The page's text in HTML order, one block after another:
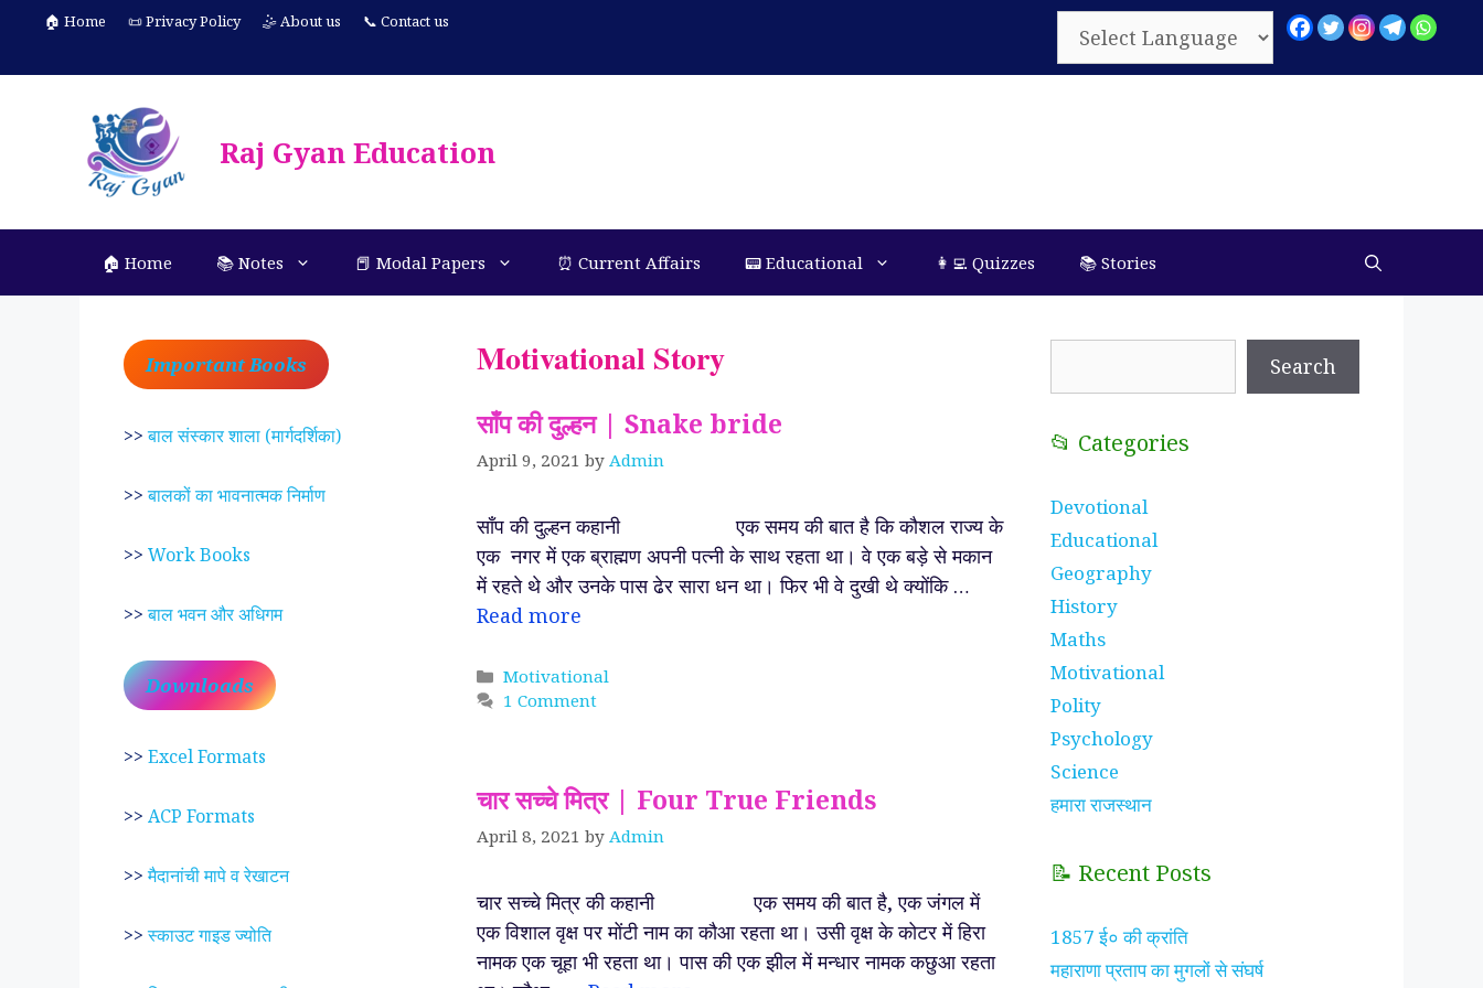
content
🏠 Home 📜 Privacy Policy 🤹 About us 📞 Contact us
Raj Gyan Education
🏠 Home 📚 Notes 📕 Modal Papers ⏰ Current Affairs 📟 Educational 👩‍💻 Quizzes 📚 Stories
Motivational Story
साँप की दुल्हन | Snake bride
April 9, 2021 by Admin
साँप की दुल्हन कहानी एक समय की बात है कि कौशल राज्य के
एक नगर में एक ब्राह्मण अपनी पत्नी के साथ रहता था। वे एक बड़े से मकान
में रहते थे और उनके पास ढेर सारा धन था। फिर भी वे दुखी थे क्योंकि …
Read more
Categories
Motivational
1 Comment
चार सच्चे मित्र | Four True Friends
April 8, 2021 by Admin
चार सच्चे मित्र की कहानी एक समय की बात है, एक जंगल में
एक विशाल वृक्ष पर मोंटी नाम का कौआ रहता था। उसी वृक्ष के कोटर में हिरा
नामक एक चूहा भी रहता था। पास की एक झील में मन्धार नामक कछुआ रहता
Important Books
>>बाल संस्कार शाला (मार्गदर्शिका)
>>बालकों का भावनात्मक निर्माण
>> Work Books
>>बाल भवन और अधिगम
Downloads
>> Excel Formats
>> ACP Formats
>>मैदानांची मापे व रेखाटन
>>स्काउट गाइड ज्योति
Search
📂 Categories
Devotional
Educational
Geography
History
Maths
Motivational
Polity
Psychology
Science
हमारा राजस्थान
📝 Recent Posts
1857 ई० की क्रांति
महाराणा प्रताप का मुगलों से संघर्ष